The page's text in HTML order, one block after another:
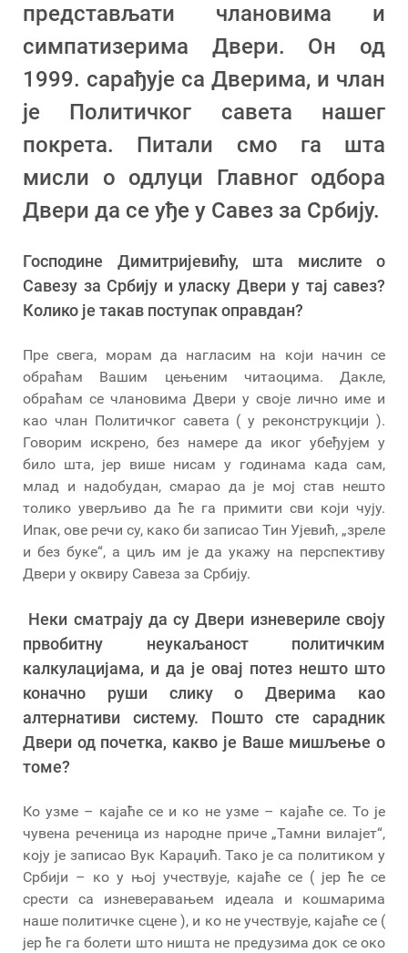
представљати члановима и
симпатизерима Двери. Он од
1999. сарађује са Дверима, и члан
је Политичког савета нашег
покрета. Питали смо га шта
мисли о одлуци Главног одбора
Двери да се уђе у Савез за Србију.
Господине Димитријевићу, шта мислите о
Савезу за Србију и уласку Двери у тај савез?
Колико је такав поступак оправдан?
Пре свега, морам да нагласим на који начин се
обраћам Вашим цењеним читаоцима. Дакле,
обраћам се члановима Двери у своје лично име и
као члан Политичког савета ( у реконструкцији ).
Говорим искрено, без намере да иког убеђујем у
било шта, јер више нисам у годинама када сам,
млад и надобудан, смарао да је мој став нешто
толико уверљиво да ће га примити сви који чују.
Ипак, ове речи су, како би записао Тин Ујевић, „зреле
и без буке“, а циљ им је да укажу на перспективу
Двери у оквиру Савеза за Србију.
Неки сматрају да су Двери изневериле своју
првобитну неукаљаност политичким
калкулацијама, и да је овај потез нешто што
коначно руши слику о Дверима као
алтернативи систему. Пошто сте сарадник
Двери од почетка, какво је Ваше мишљење о
томе?
Ко узме – кајаће се и ко не узме – кајаће се. То је
чувена реченица из народне приче „Тамни вилајет“,
коју је записао Вук Караџић. Тако је са политиком у
Србији – ко у њој учествује, кајаће се ( јер ће се
срести са изневеравањем идеала и кошмарима
наше политичке сцене ), и ко не учествује, кајаће се (
јер ће га болети што ништа не предузима док се око